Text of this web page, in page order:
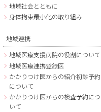
地域社会とともに
身体拘束最小化の取り組み
地域連携
地域医療支援病院の役割について
地域医療連携登録医
かかりつけ医からの紹介初診予約
について
かかりつけ医からの検査予約につ
いて